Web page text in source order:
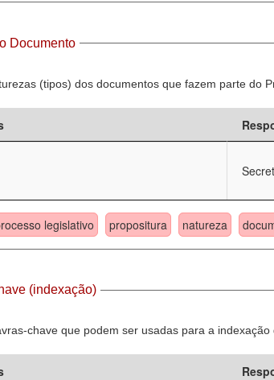
Documento
(tipos) dos documentos que fazem parte do
legislativo propositura natureza
(indexação)
chave que podem ser usadas para a